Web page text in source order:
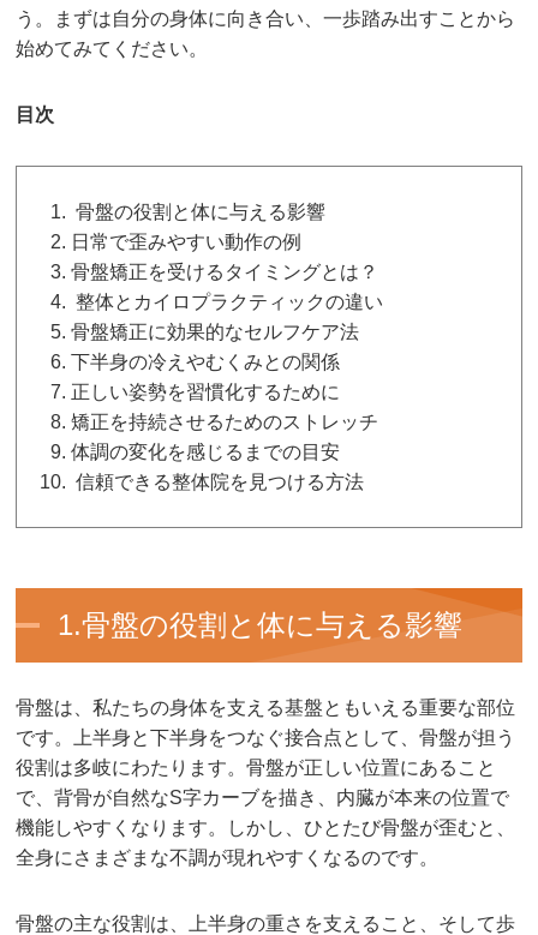
う。まずは自分の身体に向き合い、一歩踏み出すことから
始めてみてください。
目次
骨盤の役割と体に与える影響
日常で歪みやすい動作の例
骨盤矯正を受けるタイミングとは？
整体とカイロプラクティックの違い
骨盤矯正に効果的なセルフケア法
下半身の冷えやむくみとの関係
正しい姿勢を習慣化するために
矯正を持続させるためのストレッチ
体調の変化を感じるまでの目安
信頼できる整体院を見つける方法
1.骨盤の役割と体に与える影響
骨盤は、私たちの身体を支える基盤ともいえる重要な部位
です。上半身と下半身をつなぐ接合点として、骨盤が担う
役割は多岐にわたります。骨盤が正しい位置にあること
で、背骨が自然なS字カーブを描き、内臓が本来の位置で
機能しやすくなります。しかし、ひとたび骨盤が歪むと、
全身にさまざまな不調が現れやすくなるのです。
骨盤の主な役割は、上半身の重さを支えること、そして歩